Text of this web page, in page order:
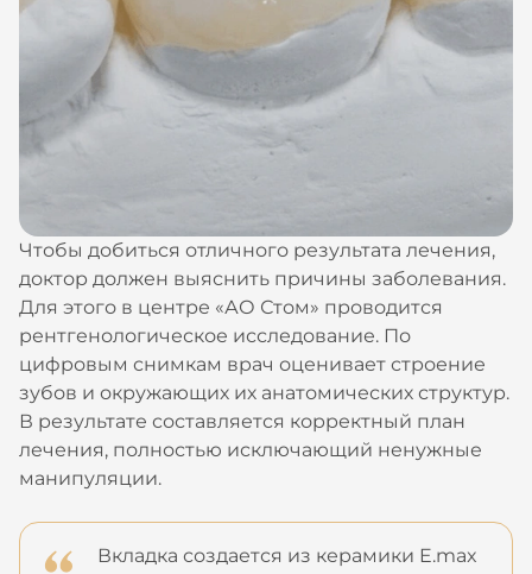
Чтобы добиться отличного результата лечения,
доктор должен выяснить причины заболевания.
Для этого в центре «АО Стом» проводится
рентгенологическое исследование. По
цифровым снимкам врач оценивает строение
зубов и окружающих их анатомических структур.
В результате составляется корректный план
лечения, полностью исключающий ненужные
манипуляции.
Вкладка создается из керамики E.max